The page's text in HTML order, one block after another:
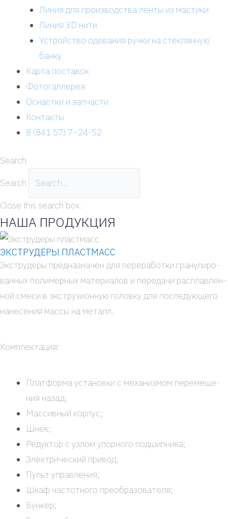
Линия для производства ленты из мастики
Линия 3D нити
Устройство одевания ручки на стеклянную
банку
Карта поставок
Фотогаллерея
Оснастки и запчасти
Контакты
8 (841 57) 7–24-52
Search
Search
Close this search box.
НАША ПРОДУКЦИЯ
ЭКСТРУДЕРЫ ПЛАСТМАСС
Экс­тру­де­ры пред­на­зна­чен для пере­ра­бот­ки гра­ну­ли­ро­
ван­ных поли­мер­ных мате­ри­а­лов и пере­да­чи рас­плав­лен­
ной сме­си в экс­тру­зи­он­ную голов­ку для после­ду­ю­ще­го
нане­се­ния мас­сы на металл.
Ком­плек­та­ция:
Плат­фор­ма уста­нов­ки с меха­низ­мом пере­ме­ще­
ния назад;
Мас­сив­ный кор­пус;
Шнек;
Редук­тор с узлом упор­но­го под­шип­ни­ка;
Элек­три­че­ский при­вод;
Пульт управ­ле­ния;
Шкаф частот­но­го пре­об­ра­зо­ва­те­ля;
Бун­кер;